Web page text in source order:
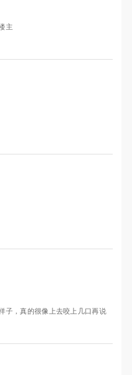
主
子，真的很像上去咬上几口再说